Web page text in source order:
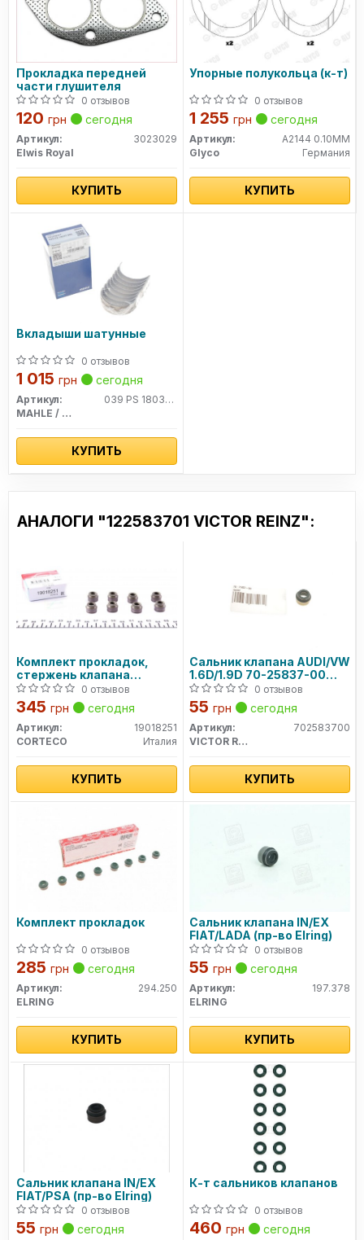
Прокладка передней
части глушителя
0 отзывов
120 грн сегодня
Артикул:
3023029
Elwis Royal
КУПИТЬ
Упорные полукольца (к-т)
0 отзывов
1 255 грн сегодня
Артикул:
A2144 0.10MM
Glyco
Германия
КУПИТЬ
Вкладыши шатунные
0 отзывов
1 015 грн сегодня
Артикул:
039 PS 18037 000
MAHLE / KNECHT
КУПИТЬ
АНАЛОГИ "122583701 VICTOR REINZ":
Комплект прокладок,
стержень клапана
CORTECO 0 отзывов
345 грн сегодня
Артикул:
19018251
CORTECO
Италия
КУПИТЬ
Сальник клапана AUDI/VW
1.6D/1.9D 70-25837-00
VICTOR REINZ0 отзывов
55 грн сегодня
Артикул:
702583700
VICTOR REINZ
КУПИТЬ
Комплект прокладок
0 отзывов
285 грн сегодня
Артикул:
294.250
ELRING
КУПИТЬ
Сальник клапана IN/EX
FIAT/LADA (пр-во Elring)
0 отзывов
55 грн сегодня
Артикул:
197.378
ELRING
КУПИТЬ
Сальник клапана IN/EX
FIAT/PSA (пр-во Elring)
0 отзывов
55 грн сегодня
К-т сальников клапанов
0 отзывов
460 грн сегодня